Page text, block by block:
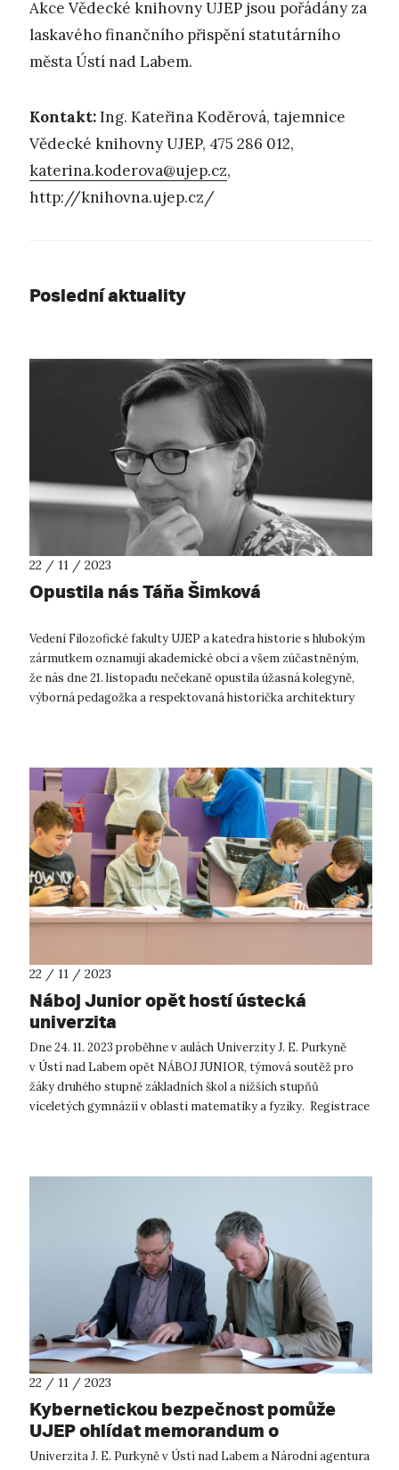
Akce Vědecké knihovny UJEP jsou pořádány za
laskavého finančního přispění statutárního
města Ústí nad Labem.
Kontakt:Ing. Kateřina Koděrová, tajemnice
Vědecké knihovny UJEP, 475 286 012,
katerina.koderova@ujep.cz,
http://knihovna.ujep.cz/
Poslední aktuality
22 / 11 / 2023
Opustila nás Táňa Šimková
Vedení Filozofické fakulty UJEP a katedra historie s hlubokým
zármutkem oznamují akademické obci a všem zúčastněným,
že nás dne 21. listopadu nečekaně opustila úžasná kolegyně,
výborná pedagožka a respektovaná historička architektury
22 / 11 / 2023
Náboj Junior opět hostí ústecká
univerzita
Dne 24. 11. 2023 proběhne v aulách Univerzity J. E. Purkyně
v Ústí nad Labem opět NÁBOJ JUNIOR, týmová soutěž pro
žáky druhého stupně základních škol a nižších stupňů
víceletých gymnázií v oblasti matematiky a fyziky. Registrace
22 / 11 / 2023
Kybernetickou bezpečnost pomůže
UJEP ohlídat memorandum o
spolupráci s NAKIT
Univerzita J. E. Purkyně v Ústí nad Labem a Národní agentura